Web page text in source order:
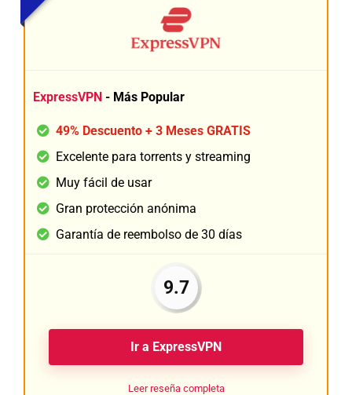
ExpressVPN - Más Popular
49% Descuento + 3 Meses GRATIS
Excelente para torrents y streaming
Muy fácil de usar
Gran protección anónima
Garantía de reembolso de 30 días
9.7
Ir a ExpressVPN
Leer reseña completa